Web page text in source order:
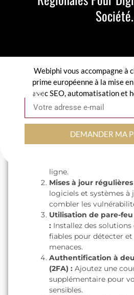
Attaques par déni de
Ces attaques saturent
Conseils
protéger votre
contre les
vous que vos
ligne.
Mises à jour régulières
logiciels et systèmes à
combler les
Utilisation de pare-
: Installez des
fiables pour détecter
menaces.
Authentification à
(2FA) : Ajoutez une
supplémentaire pour
sensibles.
Société.
Webiphi vous accompagne à
prime européenne à la mise
avec SEO, automatisation et
Email
DEMANDER MA